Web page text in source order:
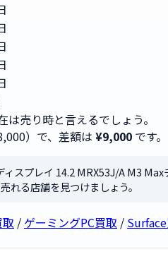
は売り時と言えるでしょう。
）で、差額は ¥9,000 です。
プレイ 14.2 MRX53J/A M3
れる店舗を見つけましょう。
取 / ゲーミングPC買取 /